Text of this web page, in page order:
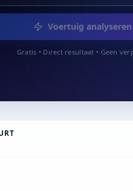
Voertuig analyseren
Gratis • Direct resultaat • Geen